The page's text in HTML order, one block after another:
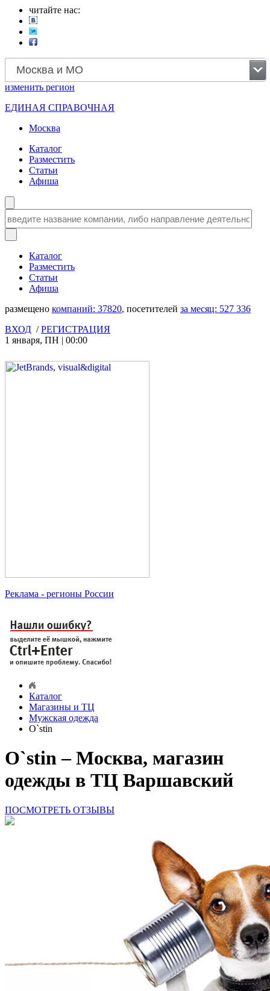
читайте нас:
Москва и МО
изменить регион
ЕДИНАЯ СПРАВОЧНАЯ
Москва
Каталог
Разместить
Статьи
Афиша
Каталог
Разместить
Статьи
Афиша
размещено компаний: 37820, посетителей за месяц: 527 336
ВХОД /РЕГИСТРАЦИЯ
1 января, ПН | 00:00
Реклама - регионы России
Каталог
Магазины и ТЦ
Мужская одежда
O`stin
O`stin – Москва, магазин
одежды в ТЦ Варшавский
ПОСМОТРЕТЬ ОТЗЫВЫ